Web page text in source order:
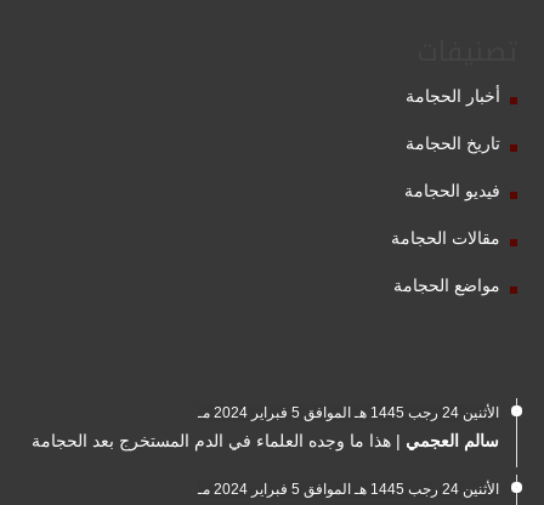
أخبار الحجامة
تاريخ الحجامة
فيديو الحجامة
مقالات الحجامة
مواضع الحجامة
الأثنين 24 رجب 1445 هـ الموافق 5 فبراير 2024 مـ
سالم العجمي | هذا ما وجده العلماء في الدم المستخرج بعد الحجامة
الأثنين 24 رجب 1445 هـ الموافق 5 فبراير 2024 مـ